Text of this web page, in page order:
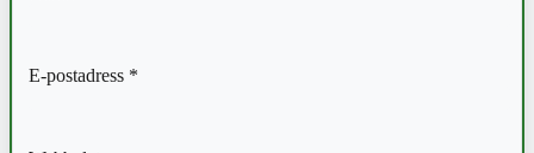
E-postadress *